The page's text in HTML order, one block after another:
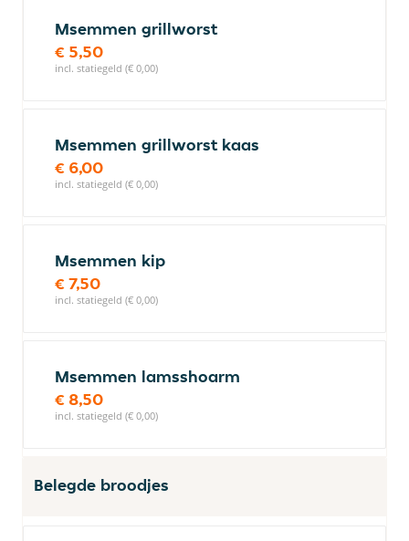
Msemmen grillworst
€ 5,50
incl. statiegeld (€ 0,00)
Msemmen grillworst kaas
€ 6,00
incl. statiegeld (€ 0,00)
Msemmen kip
€ 7,50
incl. statiegeld (€ 0,00)
Msemmen lamsshoarm
€ 8,50
incl. statiegeld (€ 0,00)
Belegde broodjes